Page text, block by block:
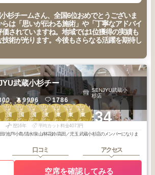
杉チームさん、全国6位おめでとうございま
は「思いが伝わる施術」や「丁寧なアドバイ
価されていますね。地域では1位獲得の実績も
技術が光ります。今後もさらなる活躍を期待し
2
全国
2025年 5月
3
全国
2025年10
3
全国
2025年 8月
2
関東
2025年 9
2
関東
2025年 7月
3
関東
2026年 3月
3
関東
2025年 12月+34
武蔵小杉チー
9996 1786
SENJYU武蔵小
杉店
歴16年
平均カット料金4073円
水/泉山/林花鈴/高田／児玉 武蔵小杉店のメンバーになりま
口コミ アクセス
空席を確認してみる